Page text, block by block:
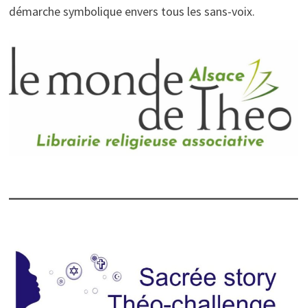
démarche symbolique envers tous les sans-voix.